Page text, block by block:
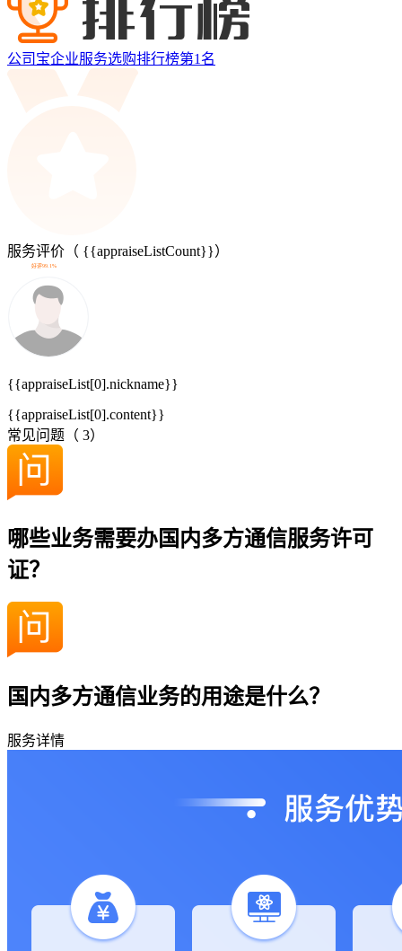
公司宝企业服务选购排行榜第1 名
服务评价（ {{appraiseListCount}}）
好评99.1%
{{appraiseList[0].nickname}}
{{appraiseList[0].content}}
常见问题（ 3）
哪些业务需要办国内多方通信服务许可
证？
国内多方通信业务的用途是什么？
服务详情